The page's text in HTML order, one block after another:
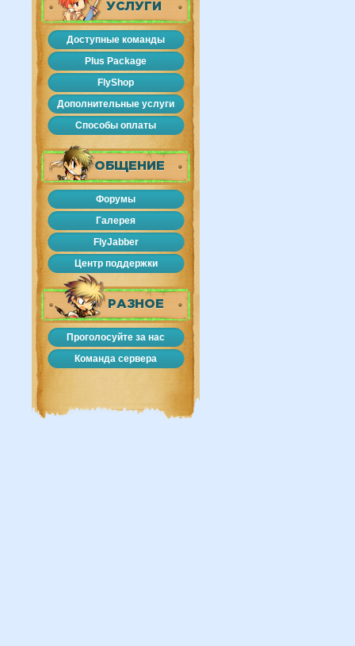
УСЛУГИ
Доступные команды
Plus Package
FlyShop
Дополнительные услуги
Способы оплаты
ОБЩЕНИЕ
Форумы
Галерея
FlyJabber
Центр поддержки
РАЗНОЕ
Проголосуйте за нас
Команда сервера